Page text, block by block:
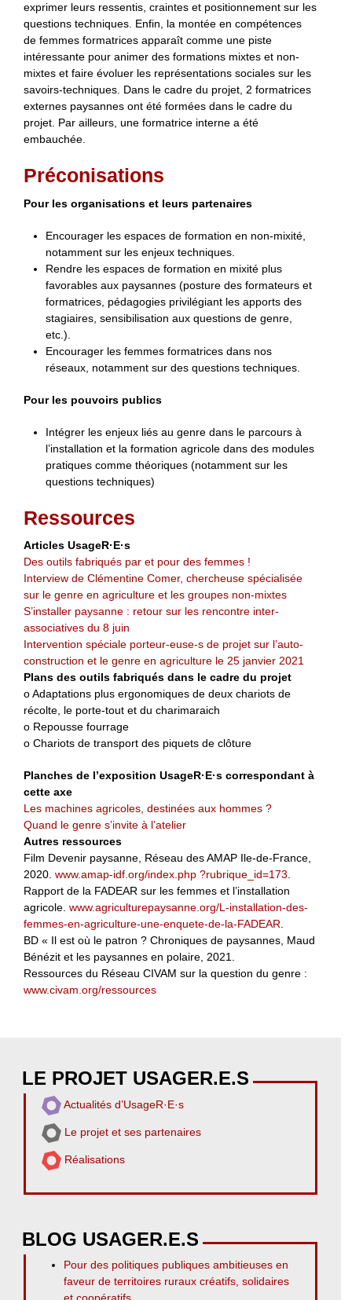
exprimer leurs ressentis, craintes et positionnement sur les
questions techniques. Enfin, la montée en compétences
de femmes formatrices apparaît comme une piste
intéressante pour animer des formations mixtes et non-
mixtes et faire évoluer les représentations sociales sur les
savoirs-techniques. Dans le cadre du projet, 2 formatrices
externes paysannes ont été formées dans le cadre du
projet. Par ailleurs, une formatrice interne a été
embauchée.
Préconisations
Pour les organisations et leurs partenaires
Encourager les espaces de formation en non-mixité,
notamment sur les enjeux techniques.
Rendre les espaces de formation en mixité plus
favorables aux paysannes (posture des formateurs et
formatrices, pédagogies privilégiant les apports des
stagiaires, sensibilisation aux questions de genre,
etc.).
Encourager les femmes formatrices dans nos
réseaux, notamment sur des questions techniques.
Pour les pouvoirs publics
Intégrer les enjeux liés au genre dans le parcours à
l’installation et la formation agricole dans des modules
pratiques comme théoriques (notamment sur les
questions techniques)
Ressources
Articles UsageR·E·s
Des outils fabriqués par et pour des femmes !
Interview de Clémentine Comer, chercheuse spécialisée
sur le genre en agriculture et les groupes non-mixtes
S’installer paysanne : retour sur les rencontre inter-
associatives du 8 juin
Intervention spéciale porteur-euse-s de projet sur l’auto-
construction et le genre en agriculture le 25 janvier 2021
Plans des outils fabriqués dans le cadre du projet
o Adaptations plus ergonomiques de deux chariots de
récolte, le porte-tout et du charimaraich
o Repousse fourrage
o Chariots de transport des piquets de clôture
Planches de l’exposition UsageR·E·s correspondant à
cette axe
Les machines agricoles, destinées aux hommes ?
Quand le genre s’invite à l’atelier
Autres ressources
Film Devenir paysanne, Réseau des AMAP Ile-de-France,
2020. www.amap-idf.org/index.php ?rubrique_id=173.
Rapport de la FADEAR sur les femmes et l’installation
agricole. www.agriculturepaysanne.org/L-installation-des-
femmes-en-agriculture-une-enquete-de-la-FADEAR.
BD « Il est où le patron ? Chroniques de paysannes, Maud
Bénézit et les paysannes en polaire, 2021.
Ressources du Réseau CIVAM sur la question du genre :
www.civam.org/ressources
LE PROJET USAGER.E.S
Actualités d’UsageR·E·s
Le projet et ses partenaires
Réalisations
BLOG USAGER.E.S
Pour des politiques publiques ambitieuses en
faveur de territoires ruraux créatifs, solidaires